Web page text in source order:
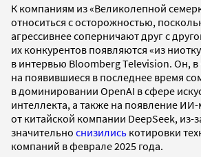
К компаниям из «Великолепной
относиться с осторожностью,
агрессивнее соперничают друг с
их конкурентов появляются «из
в интервью Bloomberg Television. Он, в
на появившиеся в последнее время
в доминировании OpenAI в сфере
интеллекта, а также на появление
от китайской компании DeepSeek, из-
значительно снизились котировки
компаний в феврале 2025 года.